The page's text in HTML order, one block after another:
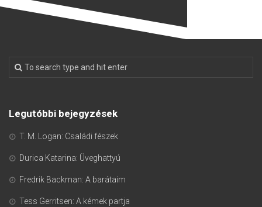
Legutóbbi bejegyzések
T. M. Logan: Családi fészek
Durica Katarina: Üveghattyú
Fredrik Backman: A barátaim
Tess Gerritsen: A kémek partja